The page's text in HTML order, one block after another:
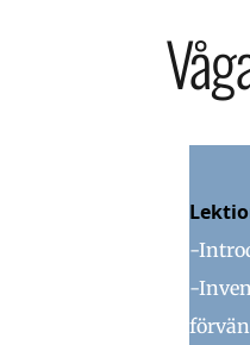
-
-